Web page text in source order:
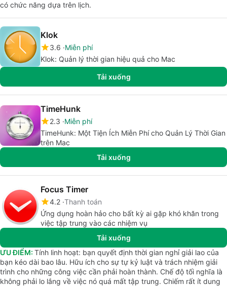
có chức năng dựa trên lịch.
Klok
3.6 Miễn phí
Klok: Quản lý thời gian hiệu quả cho Mac
Tải xuống
TimeHunk
2.3 Miễn phí
TimeHunk: Một Tiện Ích Miễn Phí cho Quản Lý Thời Gian
trên Mac
Tải xuống
Focus Timer
4.2 Thanh toán
Ứng dụng hoàn hảo cho bất kỳ ai gặp khó khăn trong
việc tập trung vào các nhiệm vụ
Tải xuống
ƯU ĐIỂM: Tính linh hoạt: bạn quyết định thời gian nghỉ giải lao của
bạn kéo dài bao lâu. Hữu ích cho sự tự kỷ luật và trách nhiệm giải
trình cho những công việc cần phải hoàn thành. Chế độ tối nghĩa là
không phải lo lắng về việc nó quá mất tập trung. Chiếm rất ít dung